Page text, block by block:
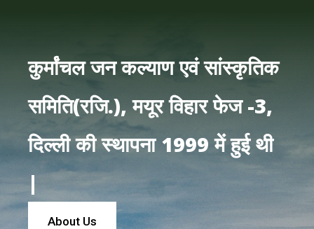
कुर्मांचल जन कल्याण एवं सांस्कृतिक
समिति(रजि.), मयूर विहार फेज -3,
दिल्ली की स्थापना 1999 में हुई थी
|
About Us